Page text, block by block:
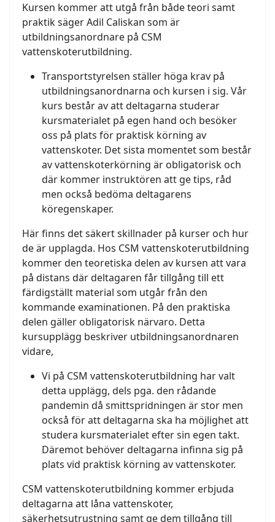
Kursen kommer att utgå från både teori samt
praktik säger Adil Caliskan som är
utbildningsanordnare på CSM
vattenskoterutbildning.
Transportstyrelsen ställer höga krav på
utbildningsanordnarna och kursen i sig. Vår
kurs består av att deltagarna studerar
kursmaterialet på egen hand och besöker
oss på plats för praktisk körning av
vattenskoter. Det sista momentet som består
av vattenskoterkörning är obligatorisk och
där kommer instruktören att ge tips, råd
men också bedöma deltagarens
köregenskaper.
Här finns det säkert skillnader på kurser och hur
de är upplagda. Hos CSM vattenskoterutbildning
kommer den teoretiska delen av kursen att vara
på distans där deltagaren får tillgång till ett
färdigställt material som utgår från den
kommande examinationen. På den praktiska
delen gäller obligatorisk närvaro. Detta
kursupplägg beskriver utbildningsanordnaren
vidare,
Vi på CSM vattenskoterutbildning har valt
detta upplägg, dels pga. den rådande
pandemin då smittspridningen är stor men
också för att deltagarna ska ha möjlighet att
studera kursmaterialet efter sin egen takt.
Däremot behöver deltagarna infinna sig på
plats vid praktisk körning av vattenskoter.
CSM vattenskoterutbildning kommer erbjuda
deltagarna att låna vattenskoter,
säkerhetsutrustning samt ge dem tillgång till